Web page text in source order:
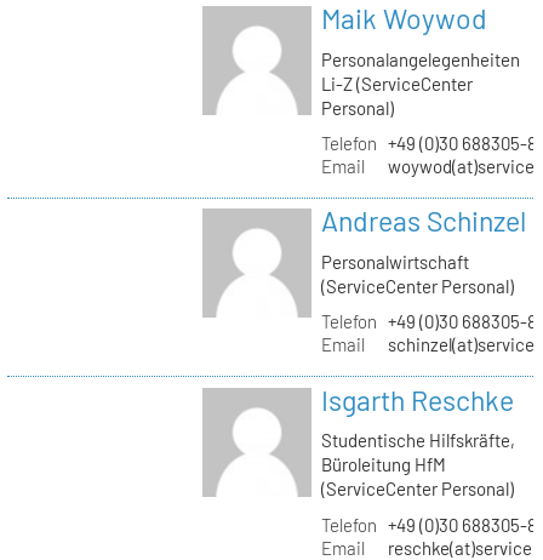
Maik Woywod
Personalangelegenheiten
Li-Z (ServiceCenter
Personal)
Telefon +49 (0)30 688305-
Email
Andreas Schinzel
Personalwirtschaft
(ServiceCenter Personal)
Telefon +49 (0)30 688305-
Email
Isgarth Reschke
Studentische Hilfskräfte,
Büroleitung HfM
(ServiceCenter Personal)
Telefon +49 (0)30 688305-
Email